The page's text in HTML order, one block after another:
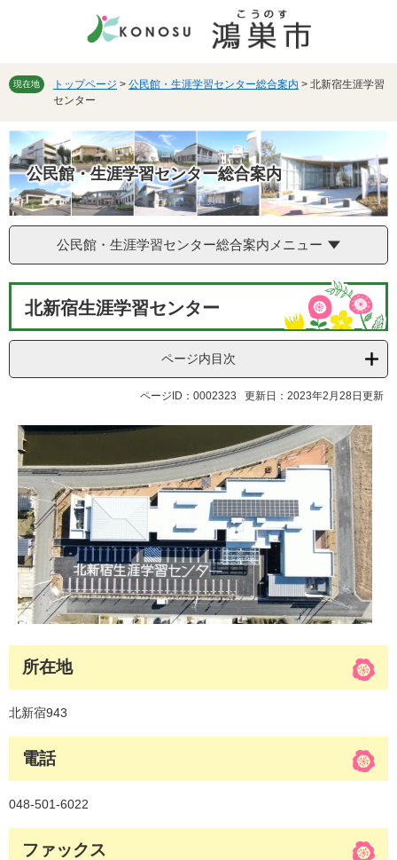
先
を
て
本
文
へ
現在地 トップページ > 公民館・生涯学習センター総合案内 > 北新宿生涯学習
センター
公民館・生涯学習センター総合案内
公民館・生涯学習センター総合案内メニュー
北新宿生涯学習センター
ページ内目次
ページID：0002323 更新日：2023年2月28日更新
所在地
北新宿943
電話
048-501-6022
ファックス